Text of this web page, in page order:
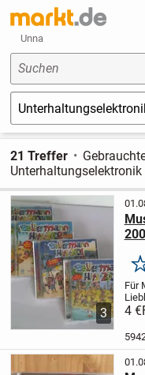
Unna
Suchen
21 Treffer
Unterhaltungselektronik
3
Für
4 €